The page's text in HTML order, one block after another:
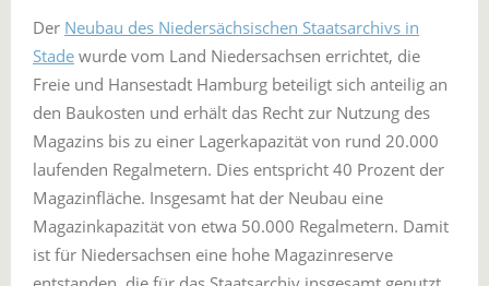
Der Neubau des Niedersächsischen Staatsarchivs in
Stade wurde vom Land Niedersachsen errichtet, die
Freie und Hansestadt Hamburg beteiligt sich anteilig an
den Baukosten und erhält das Recht zur Nutzung des
Magazins bis zu einer Lagerkapazität von rund 20.000
laufenden Regalmetern. Dies entspricht 40 Prozent der
Magazinfläche. Insgesamt hat der Neubau eine
Magazinkapazität von etwa 50.000 Regalmetern. Damit
ist für Niedersachsen eine hohe Magazinreserve